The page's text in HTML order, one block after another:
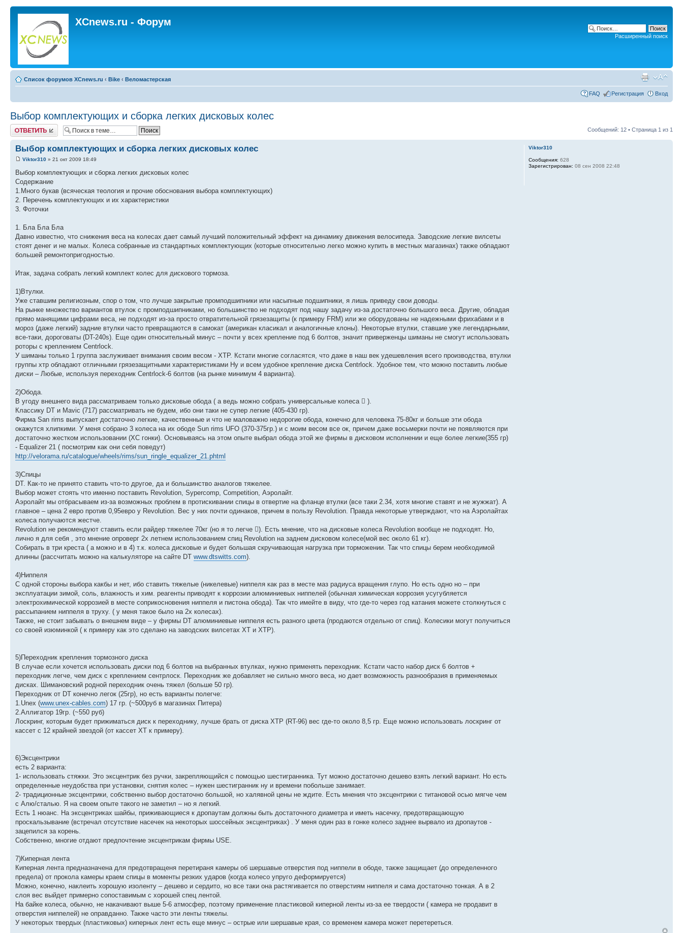
XCnews.ru - Форум
Расширенный поиск
Список форумов XCnews.ru ‹ Bike ‹ Веломастерская
FAQ Регистрация Вход
Выбор комплектующих и сборка легких дисковых колес
Ответить Сообщений: 12 • Страница 1 из 1
Выбор комплектующих и сборка легких дисковых колес
Viktor310 » 21 окт 2009 18:49
Выбор комплектующих и сборка легких дисковых колес
Содержание
1.Много букав (всяческая теология и прочие обоснования выбора комплектующих)
2. Перечень комплектующих и их характеристики
3. Фоточки
1. Бла Бла Бла
Давно известно, что снижения веса на колесах дает самый лучший положительный эффект на динамику движения велосипеда. Заводские легкие вилсеты
стоят денег и не малых. Колеса собранные из стандартных комплектующих (которые относительно легко можно купить в местных магазинах) также обладают
большей ремонтопригодностью.
Итак, задача собрать легкий комплект колес для дискового тормоза.
1)Втулки.
Уже ставшим религиозным, спор о том, что лучше закрытые промподшипники или насыпные подшипники, я лишь приведу свои доводы.
На рынке множество вариантов втулок с промподшипниками, но большинство не подходят под нашу задачу из-за достаточно большого веса. Другие, обладая
прямо манящими цифрами веса, не подходят из-за просто отвратительной грязезащиты (к примеру FRM) или же оборудованы не надежными фрихабами и в
мороз (даже легкий) задние втулки часто превращаются в самокат (американ класикал и аналогичные клоны). Некоторые втулки, ставшие уже легендарными,
все-таки, дороговаты (DT-240s). Еще один относительный минус – почти у всех крепление под 6 болтов, значит приверженцы шиманы не смогут использовать
роторы с креплением Centrlock.
У шиманы только 1 группа заслуживает внимания своим весом - ХТР. Кстати многие согласятся, что даже в наш век удешевления всего производства, втулки
группы хтр обладают отличными грязезащитными характеристиками Ну и всем удобное крепление диска Centrlock. Удобное тем, что можно поставить любые
диски – Любые, используя переходник Centrlock-6 болтов (на рынке минимум 4 варианта).
2)Обода.
В угоду внешнего вида рассматриваем только дисковые обода ( а ведь можно собрать универсальные колеса  ).
Классику DT и Mavic (717) рассматривать не будем, ибо они таки не супер легкие (405-430 гр).
Фирма San rims выпускает достаточно легкие, качественные и что не маловажно недорогие обода, конечно для человека 75-80кг и больше эти обода
окажутся хлипкими. У меня собрано 3 колеса на их ободе Sun rims UFO (370-375гр.) и с моим весом все ок, причем даже восьмерки почти не появляются при
достаточно жестком использовании (ХС гонки). Основываясь на этом опыте выбрал обода этой же фирмы в дисковом исполнении и еще более легкие(355 гр)
- Equalizer 21 ( посмотрим как они себя поведут)
http://velorama.ru/catalogue/wheels/rims/sun_ringle_equalizer_21.phtml
3)Спицы
DT. Как-то не принято ставить что-то другое, да и большинство аналогов тяжелее.
Выбор может стоять что именно поставить Revolution, Sypercomp, Competition, Аэролайт.
Аэролайт мы отбрасываем из-за возможных проблем в протискивании спицы в отвертие на фланце втулки (все таки 2.34, хотя многие ставят и не жужжат). А
главное – цена 2 евро против 0,95евро у Revolution. Вес у них почти одинаков, причем в пользу Revolution. Правда некоторые утверждают, что на Аэролайтах
колеса получаются жестче.
Revolution не рекомендуют ставить если райдер тяжелее 70кг (но я то легче ). Есть мнение, что на дисковые колеса Revolution вообще не подходят. Но,
лично я для себя , это мнение опроверг 2х летнем использованием спиц Revolution на заднем дисковом колесе(мой вес около 61 кг).
Собирать в три креста ( а можно и в 4) т.к. колеса дисковые и будет большая скручивающая нагрузка при торможении. Так что спицы берем необходимой
длинны (рассчитать можно на калькуляторе на сайте DT www.dtswitts.com).
4)Ниппеля
С одной стороны выбора какбы и нет, ибо ставить тяжелые (никелевые) ниппеля как раз в месте маз радиуса вращения глупо. Но есть одно но – при
эксплуатации зимой, соль, влажность и хим. реагенты приводят к коррозии алюминиевых ниппелей (обычная химическая коррозия усугубляется
электрохимической коррозией в месте соприкосновения ниппеля и пистона обода). Так что имейте в виду, что где-то через год катания можете столкнуться с
рассыпанием ниппеля в труху. ( у меня такое было на 2х колесах).
Также, не стоит забывать о внешнем виде – у фирмы DT алюминиевые ниппеля есть разного цвета (продаются отдельно от спиц). Колесики могут получиться
со своей изюминкой ( к примеру как это сделано на заводских вилсетах ХТ и ХТР).
5)Переходник крепления тормозного диска
В случае если хочется использовать диски под 6 болтов на выбранных втулках, нужно применять переходник. Кстати часто набор диск 6 болтов +
переходник легче, чем диск с креплением сентрлоск. Переходник же добавляет не сильно много веса, но дает возможность разнообразия в применяемых
дисках. Шимановский родной переходник очень тяжел (больше 50 гр).
Переходник от DT конечно легок (25гр), но есть варианты полегче:
1.Unex (www.unex-cables.com) 17 гр. (~500руб в магазинах Питера)
2.Аллигатор 19гр. (~550 руб)
Лоскринг, которым будет прижиматься диск к переходнику, лучше брать от диска ХТР (RT-96) вес где-то около 8,5 гр. Еще можно использовать лоскринг от
кассет с 12 крайней звездой (от кассет ХТ к примеру).
6)Эксцентрики
есть 2 варианта:
1- использовать стяжки. Это эксцентрик без ручки, закрепляющийся с помощью шестигранника. Тут можно достаточно дешево взять легкий вариант. Но есть
определенные неудобства при установки, снятия колес – нужен шестигранник ну и времени побольше занимает.
2- традиционные эксцентрики, собственно выбор достаточно большой, но халявной цены не ждите. Есть мнения что эксцентрики с титановой осью мягче чем
с Алю/сталью. Я на своем опыте такого не заметил – но я легкий.
Есть 1 нюанс. На эксцентриках шайбы, приживающиеся к дропаутам должны быть достаточного диаметра и иметь насечку, предотвращающую
проскальзывание (встречал отсутствие насечек на некоторых шоссейных эксцентриках) . У меня один раз в гонке колесо заднее вырвало из дропаутов -
зацепился за корень.
Собственно, многие отдают предпочтение эксцентрикам фирмы USE.
7)Киперная лента
Киперная лента предназначена для предотвращеня перетираня камеры об шершавые отверстия под ниппели в ободе, также защищает (до определенного
предела) от прокола камеры краем спицы в моменты резких ударов (когда колесо упруго деформируется)
Можно, конечно, наклеить хорошую изоленту – дешево и сердито, но все таки она растягивается по отверстиям ниппеля и сама достаточно тонкая. А в 2
слоя вес выйдет примерно сопоставимым с хорошей спец лентой.
На байке колеса, обычно, не накачивают выше 5-6 атмосфер, поэтому применение пластиковой киперной ленты из-за ее твердости ( камера не продавит в
отверстия ниппелей) не оправданно. Также часто эти ленты тяжелы.
У некоторых твердых (пластиковых) киперных лент есть еще минус – острые или шершавые края, со временем камера может перетереться.
Viktor310
Сообщения: 628
Зарегистрирован: 08 сен 2008 22:48